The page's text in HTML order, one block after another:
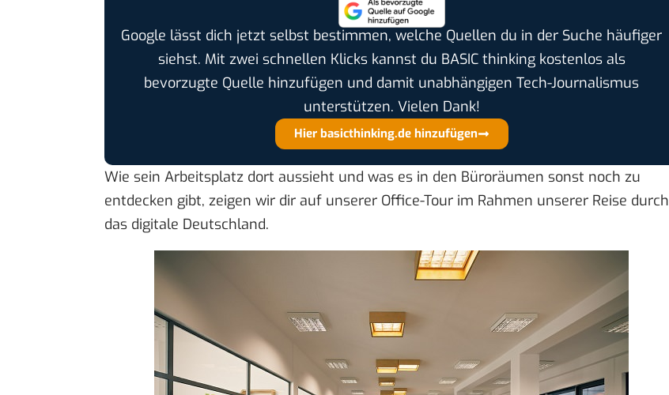
Google lässt dich jetzt selbst bestimmen, welche Quellen du in der Suche häufiger
siehst. Mit zwei schnellen Klicks kannst du BASIC thinking kostenlos als
bevorzugte Quelle hinzufügen und damit unabhängigen Tech-Journalismus
unterstützen. Vielen Dank!
Hier basicthinking.de hinzufügen
Wie sein Arbeitsplatz dort aussieht und was es in den Büroräumen sonst noch zu
entdecken gibt, zeigen wir dir auf unserer Office-Tour im Rahmen unserer Reise durch
das digitale Deutschland.